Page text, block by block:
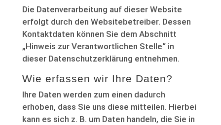
Die Datenverarbeitung auf dieser Website
erfolgt durch den Websitebetreiber. Dessen
Kontaktdaten können Sie dem Abschnitt
„Hinweis zur Verantwortlichen Stelle“ in
dieser Datenschutzerklärung entnehmen.
Wie erfassen wir Ihre Daten?
Ihre Daten werden zum einen dadurch
erhoben, dass Sie uns diese mitteilen. Hierbei
kann es sich z. B. um Daten handeln, die Sie in